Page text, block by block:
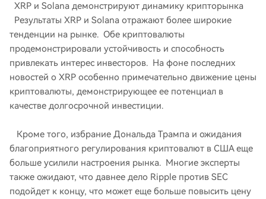
XRP и Solana демонстрируют динамику крипторынка
Результаты XRP и Solana отражают более широкие
тенденции на рынке. Обе криптовалюты
продемонстрировали устойчивость и способность
привлекать интерес инвесторов. На фоне последних
новостей о XRP особенно примечательно движение цены
криптовалюты, демонстрирующее ее потенциал в
качестве долгосрочной инвестиции.
Кроме того, избрание Дональда Трампа и ожидания
благоприятного регулирования криптовалют в США еще
больше усилили настроения рынка. Многие эксперты
также ожидают, что давнее дело Ripple против SEC
подойдет к концу, что может еще больше повысить цену